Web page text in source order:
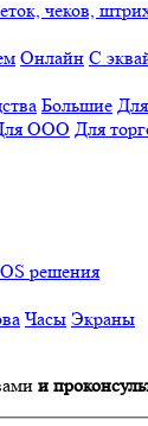
чеков,
Онлайн С
Большие
ООО Для
решения
Часы Экраны
и